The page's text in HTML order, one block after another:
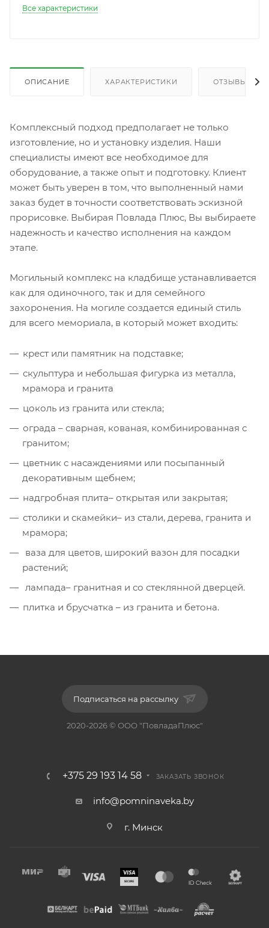
Все характеристики
ОПИСАНИЕ ХАРАКТЕРИСТИКИ ОТЗЫВЫ
Комплексный подход предполагает не только
изготовление, но и установку изделия. Наши
специалисты имеют все необходимое для
оборудование, а также опыт и подготовку. Клиент
может быть уверен в том, что выполненный нами
заказ будет в точности соответствовать эскизной
прорисовке. Выбирая Повлада Плюс, Вы выбираете
надежность и качество исполнения на каждом
этапе.
Могильный комплекс на кладбище устанавливается
как для одиночного, так и для семейного
захоронения. На могиле создается единый стиль
для всего мемориала, в который может входить:
крест или памятник на подставке;
скульптура и небольшая фигурка из металла,
мрамора и гранита
цоколь из гранита или стекла;
ограда – сварная, кованая, комбинированная с
гранитом;
цветник с насаждениями или посыпанный
декоративным щебнем;
надгробная плита– открытая или закрытая;
столики и скамейки– из стали, дерева, гранита и
мрамора;
ваза для цветов, широкий вазон для посадки
растений;
лампада– гранитная и со стеклянной дверцей.
плитка и брусчатка – из гранита и бетона.
Подписаться на рассылку
2020-2026 © ООО "ПовладаПлюс"
+375 29 193 14 58 ЗАКАЗАТЬ ЗВОНОК
info@pomninaveka.by
г. Минск